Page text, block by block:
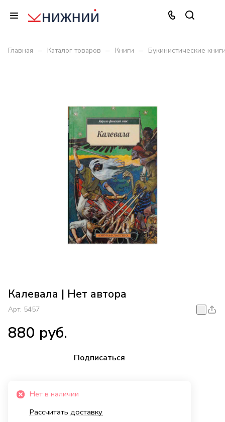
Главная – Каталог товаров – Книги – Букинистические
Калевала | Нет автора
Арт. 5457
880 руб.
Подписаться
Нет в наличии
Рассчитать доставку